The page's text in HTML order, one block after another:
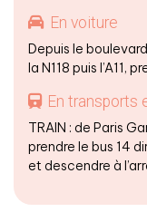
En voiture
Depuis le
la N118 puis l’A11,
En transports
TRAIN : de Paris
prendre le bus 14
et descendre à